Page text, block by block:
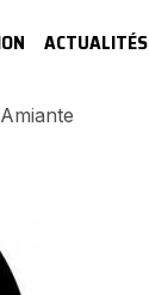
ACTUALITÉS